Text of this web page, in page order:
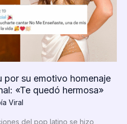
por su emotivo homenaje
«Te quedó hermosa»
Viral
del pop latino se hizo